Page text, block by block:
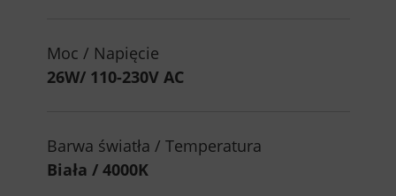
Moc / Napięcie
26W/ 110-230V AC
Barwa światła / Temperatura
Biała / 4000K